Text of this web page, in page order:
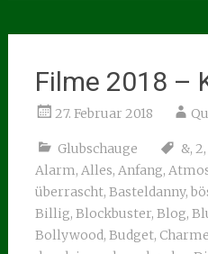
Filme 2018 –
27. Februar 2018
Glubschauge &, 2,
Alarm, Alles, Anfang,
überrascht, Basteldanny,
Billig, Blockbuster, Blog,
Bollywood, Budget, Charme